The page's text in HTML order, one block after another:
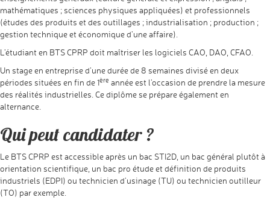
mathématiques ; sciences physiques appliquées) et professionnels
(études des produits et des outillages ; industrialisation ; production ;
gestion technique et économique d’une affaire).
L’étudiant en BTS CPRP doit maîtriser les logiciels CAO, DAO, CFAO.
Un stage en entreprise d’une durée de 8 semaines divisé en deux
périodes situées en fin de 1ère année est l’occasion de prendre la mesure
des réalités industrielles. Ce diplôme se prépare également en
alternance.
Qui peut candidater ?
Le BTS CPRP est accessible après un bac STI2D, un bac général plutôt à
orientation scientifique, un bac pro étude et définition de produits
industriels (EDPI) ou technicien d’usinage (TU) ou technicien outilleur
(TO) par exemple.